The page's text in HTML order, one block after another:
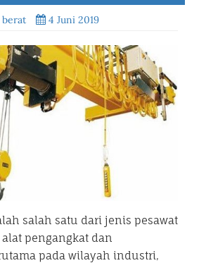
berat 4 Juni 2019
salah satu dari jenis pesawat
pengangkat dan
pada wilayah industri,